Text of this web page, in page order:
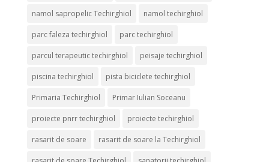
namol sapropelic Techirghiol namol techirghiol
parc faleza techirghiol parc techirghiol
parcul terapeutic techirghiol peisaje techirghiol
piscina techirghiol pista biciclete techirghiol
Primaria Techirghiol Primar Iulian Soceanu
proiecte pnrr techirghiol proiecte techirghiol
rasarit de soare rasarit de soare la Techirghiol